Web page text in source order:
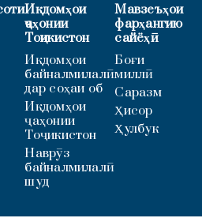
Иқдомҳои
ҷаҳонии
Тоҷикистон
Иқдомҳои
байналмилалӣ
дар соҳаи об
Иқдомҳои
ҷаҳонии
Тоҷикистон
Наврӯз
байналмилалӣ
шуд
Мавзеъҳои
фарҳангию
сайёҳӣ
Боғи
миллӣ
Саразм
Ҳисор
Ҳулбук